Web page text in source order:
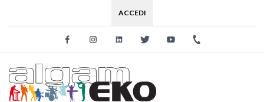
ACCEDI
FacebookInstagramLinkedinTwitter Youtube